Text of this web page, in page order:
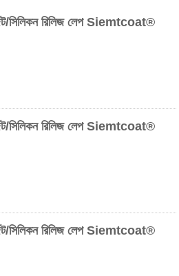
সিলিকন রিলিজ লেপ Siemtcoat®
সিলিকন রিলিজ লেপ Siemtcoat®
সিলিকন রিলিজ লেপ Siemtcoat®